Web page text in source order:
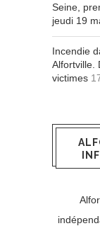
Seine,
jeudi 19
Incendie
Alfortville.
victimes